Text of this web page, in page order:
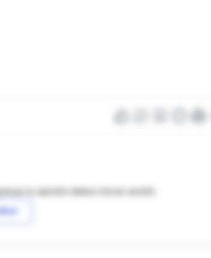
tu opinión debes iniciar sesión